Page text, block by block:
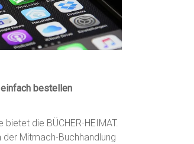
bestellen
bietet die BÜCHER-HEIMAT.
Mitmach-Buchhandlung